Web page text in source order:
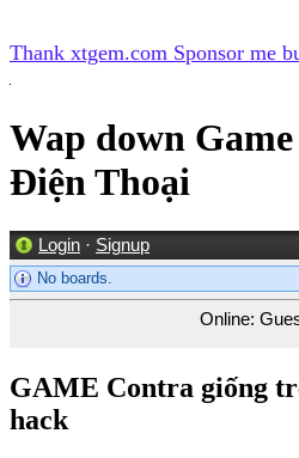
Thank xtgem.com Sponsor me
Wap down
Điện Thoại
Login · Signup
No boards.
Online:
GAME Contra giống
hack